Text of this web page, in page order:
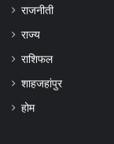
राजनीती
राज्य
राशिफल
शाहजहांपुर
होम